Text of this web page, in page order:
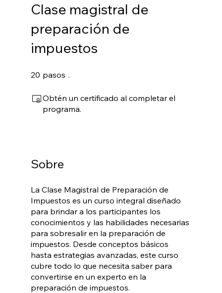
Clase magistral de
preparación de
impuestos
20 pasos
Obtén un certificado al completar el
programa.
Sobre
La Clase Magistral de Preparación de
Impuestos es un curso integral diseñado
para brindar a los participantes los
conocimientos y las habilidades necesarias
para sobresalir en la preparación de
impuestos. Desde conceptos básicos
hasta estrategias avanzadas, este curso
cubre todo lo que necesita saber para
convertirse en un experto en la
preparación de impuestos.